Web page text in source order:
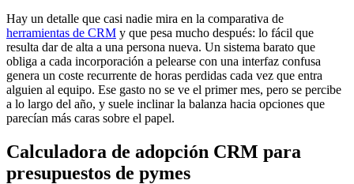
Hay un detalle que casi nadie mira en la comparativa de
herramientas de CRM y que pesa mucho después: lo fácil que
resulta dar de alta a una persona nueva. Un sistema barato que
obliga a cada incorporación a pelearse con una interfaz confusa
genera un coste recurrente de horas perdidas cada vez que entra
alguien al equipo. Ese gasto no se ve el primer mes, pero se percibe
a lo largo del año, y suele inclinar la balanza hacia opciones que
parecían más caras sobre el papel.
Calculadora de adopción CRM para
presupuestos de pymes